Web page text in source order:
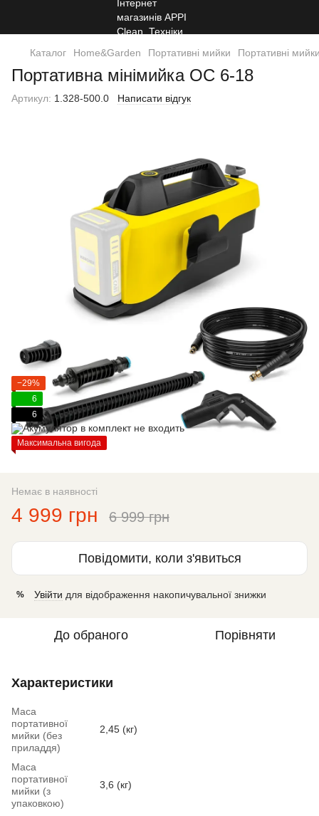
Каталог Home&Garden Портативні мийки Портативні
Портативна мінімийка OC 6-18
Артикул: 1.328-500.0 Написати відгук
−29%
6
6
Максимальна вигода
Немає в наявності
4 999 грн 6 999 грн
Повідомити, коли з'явиться
% Увійти для відображення накопичувальної знижки
До обраного Порівняти
Характеристики
Маса
портативної
мийки (без
приладдя)
2,45 (кг)
Маса
портативної
мийки (з
упаковкою)
3,6 (кг)